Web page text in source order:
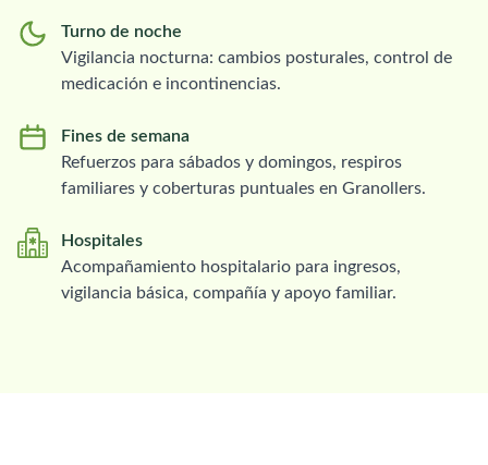
Turno de noche
Vigilancia nocturna: cambios posturales, control de
medicación e incontinencias.
Fines de semana
Refuerzos para sábados y domingos, respiros
familiares y coberturas puntuales en Granollers.
Hospitales
Acompañamiento hospitalario para ingresos,
vigilancia básica, compañía y apoyo familiar.